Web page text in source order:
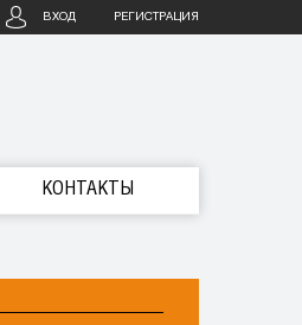
ВХОД РЕГИСТРАЦИЯ
КОНТАКТЫ